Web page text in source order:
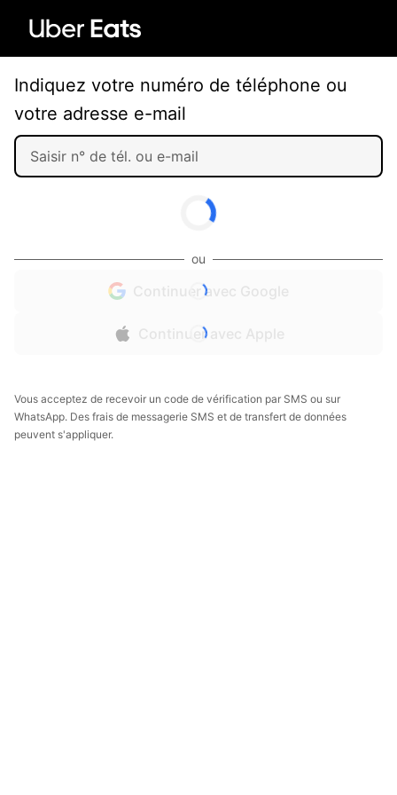
Indiquez votre numéro de téléphone ou
votre adresse e-mail
ou
Continuer avec Google
Continuer avec Apple
Vous acceptez de recevoir un code de vérification par SMS ou sur
WhatsApp. Des frais de messagerie SMS et de transfert de données
peuvent s'appliquer.